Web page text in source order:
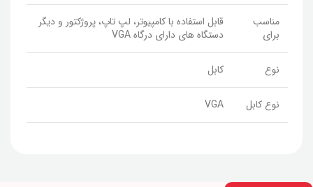
مناسب
برای
قابل استفاده با کامپیوتر، لپ تاپ، پروژکتور و دیگر
دستگاه های دارای درگاه VGA
نوع کابل
نوع کابل VGA